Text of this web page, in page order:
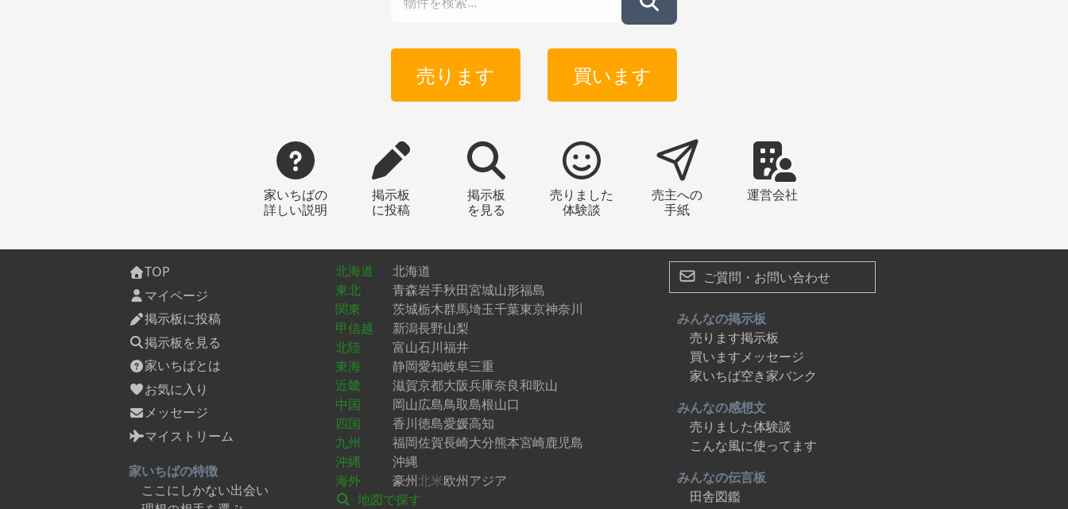
売ります 買います
家いちばの
詳しい説明
掲示板
に投稿
掲示板
を見る
売りました
体験談
売主への
手紙
運営会社
TOP
マイページ
掲示板に投稿
掲示板を見る
家いちばとは
お気に入り
メッセージ
マイストリーム
家いちばの特徴
ここにしかない出会い
北海道
北海道
東北
青森岩手秋田宮城山形福島
関東
茨城栃木群馬埼玉千葉東京神奈川
甲信越
新潟長野山梨
北陸
富山石川福井
東海
静岡愛知岐阜三重
近畿
滋賀京都大阪兵庫奈良和歌山
中国
岡山広島鳥取島根山口
四国
香川徳島愛媛高知
九州
福岡佐賀長崎大分熊本宮崎鹿児島
沖縄
沖縄
海外
豪州北米欧州アジア
地図で探す
ご質問・お問い合わせ
みんなの掲示板
売ります掲示板
買いますメッセージ
家いちば空き家バンク
みんなの感想文
売りました体験談
こんな風に使ってます
みんなの伝言板
田舎図鑑